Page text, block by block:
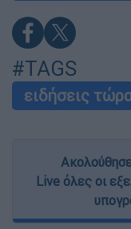
#TAGS
ειδήσεις
Live όλες οι